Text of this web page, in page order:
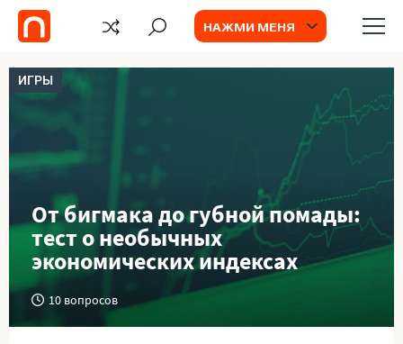
НАЖМИ МЕНЯ
ИГРЫ
От бигмака до губной помады:
тест о необычных
экономических индексах
10 вопросов